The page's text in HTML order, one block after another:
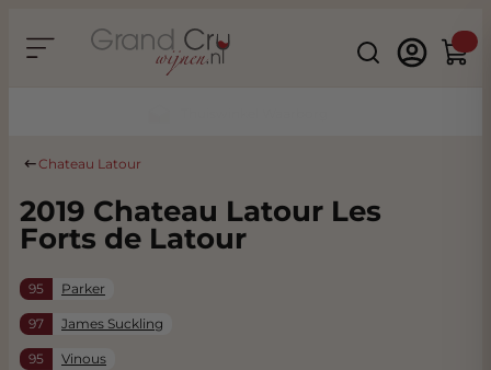
Search
Chateau Latour
2019 Chateau Latour Les
Forts de Latour
95 Parker
97 James Suckling
95 Vinous